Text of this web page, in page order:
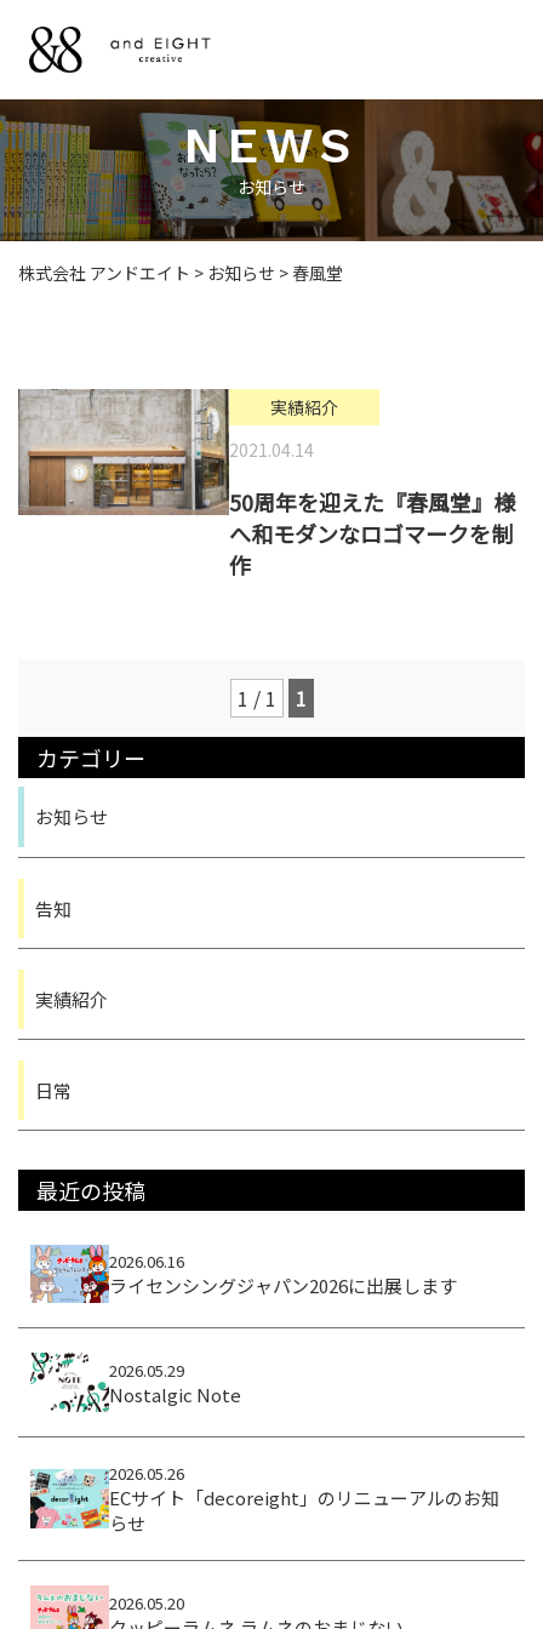
NEWS
お知らせ
WORKS
ライセンス
＆ DESIGN
イラストとデザイン
NEWS
お知らせ
株式会社 アンドエイト > お知らせ > 春風堂
実績紹介
2021.04.14
50周年を迎えた『春風堂』様
へ和モダンなロゴマークを制
作
1 / 1 1
カテゴリー
お知らせ
告知
実績紹介
日常
最近の投稿
2026.06.16
ライセンシングジャパン2026に出展します
2026.05.29
Nostalgic Note
2026.05.26
ECサイト「decoreight」のリニューアルのお知
らせ
2026.05.20